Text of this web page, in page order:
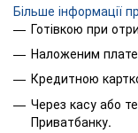
Більше інформації
Готівкою при
Наложеним
Кредитною
Через касу або
Приватбанку.